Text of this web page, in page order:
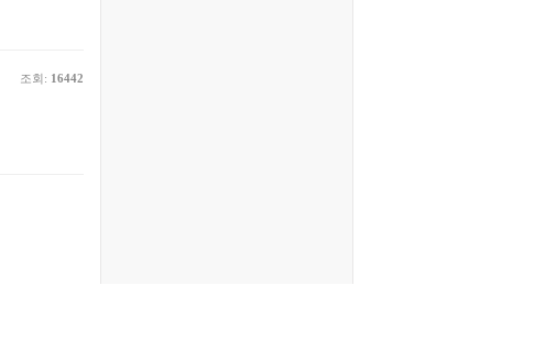
조회: 16442